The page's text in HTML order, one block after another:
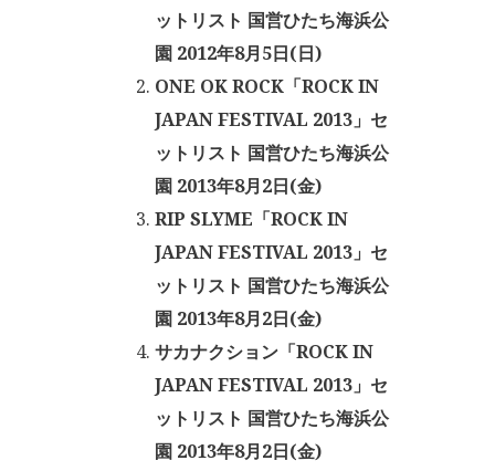
ットリスト 国営ひたち海浜公
園 2012年8月5日(日)
ONE OK ROCK「ROCK IN
JAPAN FESTIVAL 2013」セ
ットリスト 国営ひたち海浜公
園 2013年8月2日(金)
RIP SLYME「ROCK IN
JAPAN FESTIVAL 2013」セ
ットリスト 国営ひたち海浜公
園 2013年8月2日(金)
サカナクション「ROCK IN
JAPAN FESTIVAL 2013」セ
ットリスト 国営ひたち海浜公
園 2013年8月2日(金)